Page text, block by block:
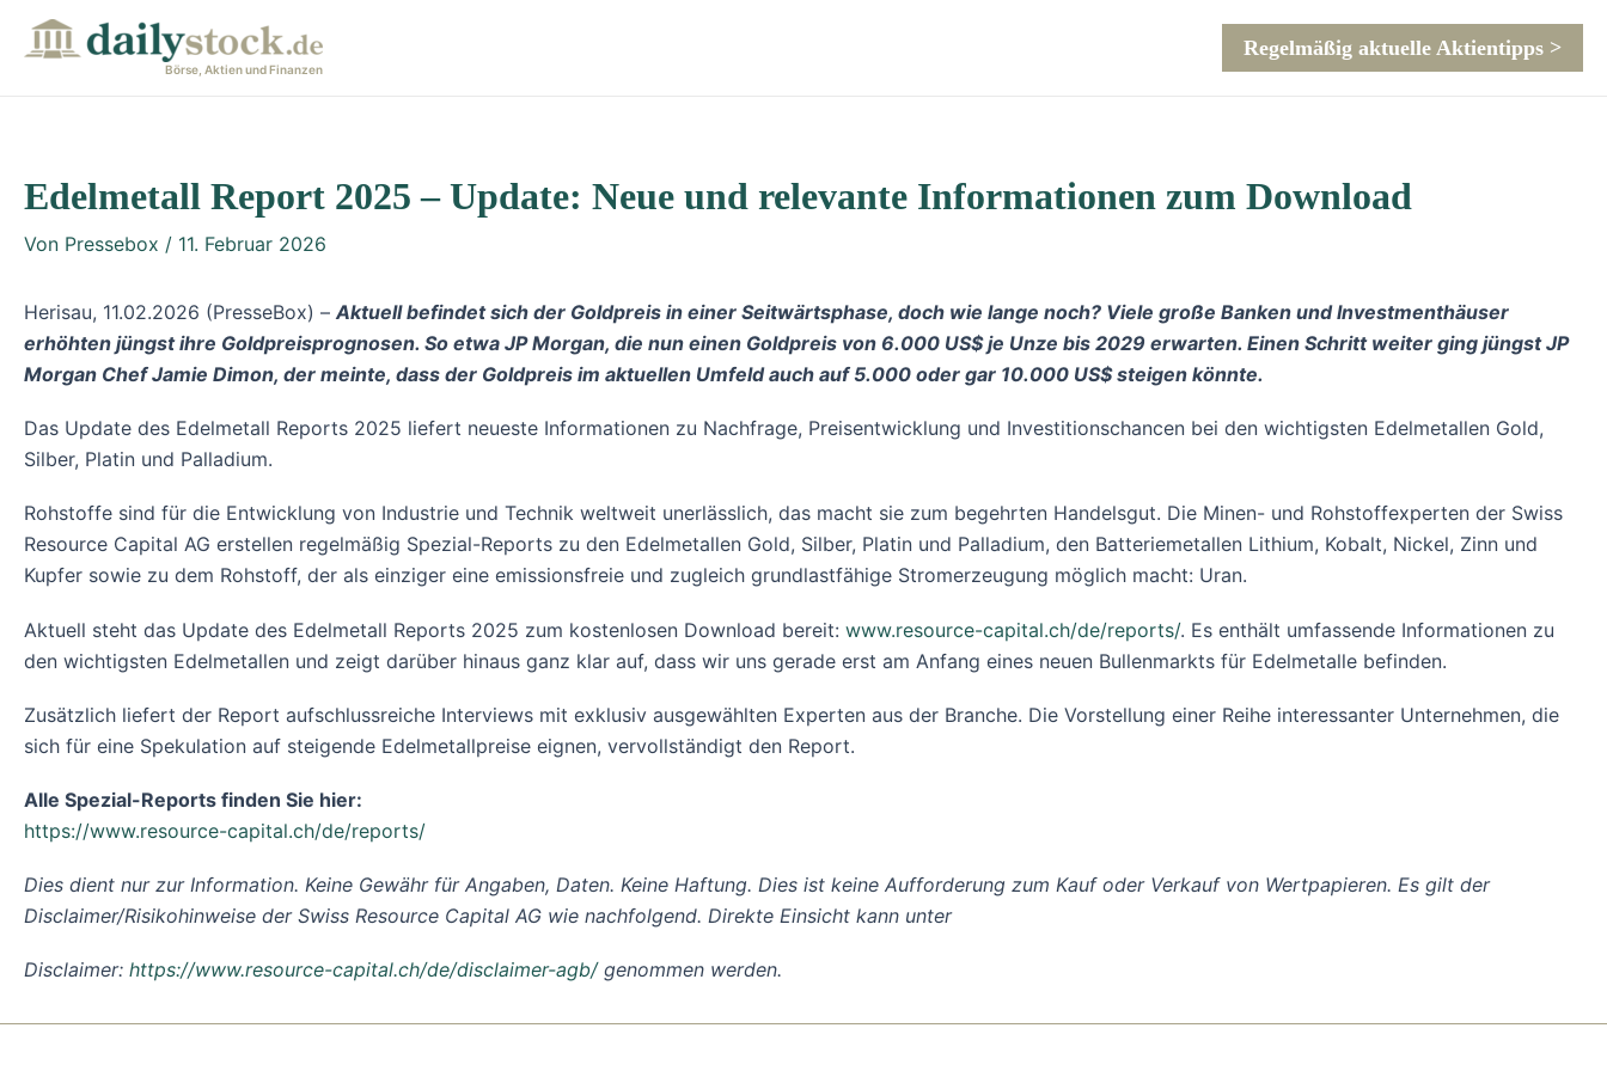
Inhalt
Börse, Aktien und Finanzen
Regelmäßig aktuelle Aktientipps >
Edelmetall Report 2025 – Update: Neue und relevante Informationen zum Download
Von Pressebox / 11. Februar 2026
Herisau, 11.02.2026 (PresseBox) –Aktuell befindet sich der Goldpreis in einer Seitwärtsphase, doch wie lange noch? Viele große Banken und Investmenthäuser
erhöhten jüngst ihre Goldpreisprognosen. So etwa JP Morgan, die nun einen Goldpreis von 6.000 US$ je Unze bis 2029 erwarten. Einen Schritt weiter ging jüngst JP
Morgan Chef Jamie Dimon, der meinte, dass der Goldpreis im aktuellen Umfeld auch auf 5.000 oder gar 10.000 US$ steigen könnte.
Das Update des Edelmetall Reports 2025 liefert neueste Informationen zu Nachfrage, Preisentwicklung und Investitionschancen bei den wichtigsten Edelmetallen Gold,
Silber, Platin und Palladium.
Rohstoffe sind für die Entwicklung von Industrie und Technik weltweit unerlässlich, das macht sie zum begehrten Handelsgut. Die Minen- und Rohstoffexperten der Swiss
Resource Capital AG erstellen regelmäßig Spezial-Reports zu den Edelmetallen Gold, Silber, Platin und Palladium, den Batteriemetallen Lithium, Kobalt, Nickel, Zinn und
Kupfer sowie zu dem Rohstoff, der als einziger eine emissionsfreie und zugleich grundlastfähige Stromerzeugung möglich macht: Uran.
Aktuell steht das Update des Edelmetall Reports 2025 zum kostenlosen Download bereit: www.resource-capital.ch/de/reports/. Es enthält umfassende Informationen zu
den wichtigsten Edelmetallen und zeigt darüber hinaus ganz klar auf, dass wir uns gerade erst am Anfang eines neuen Bullenmarkts für Edelmetalle befinden.
Zusätzlich liefert der Report aufschlussreiche Interviews mit exklusiv ausgewählten Experten aus der Branche. Die Vorstellung einer Reihe interessanter Unternehmen, die
sich für eine Spekulation auf steigende Edelmetallpreise eignen, vervollständigt den Report.
Alle Spezial-Reports finden Sie hier:
https://www.resource-capital.ch/de/reports/
Dies dient nur zur Information. Keine Gewähr für Angaben, Daten. Keine Haftung. Dies ist keine Aufforderung zum Kauf oder Verkauf von Wertpapieren. Es gilt der
Disclaimer/Risikohinweise der Swiss Resource Capital AG wie nachfolgend. Direkte Einsicht kann unter
Disclaimer: https://www.resource-capital.ch/de/disclaimer-agb/genommen werden.
navigation